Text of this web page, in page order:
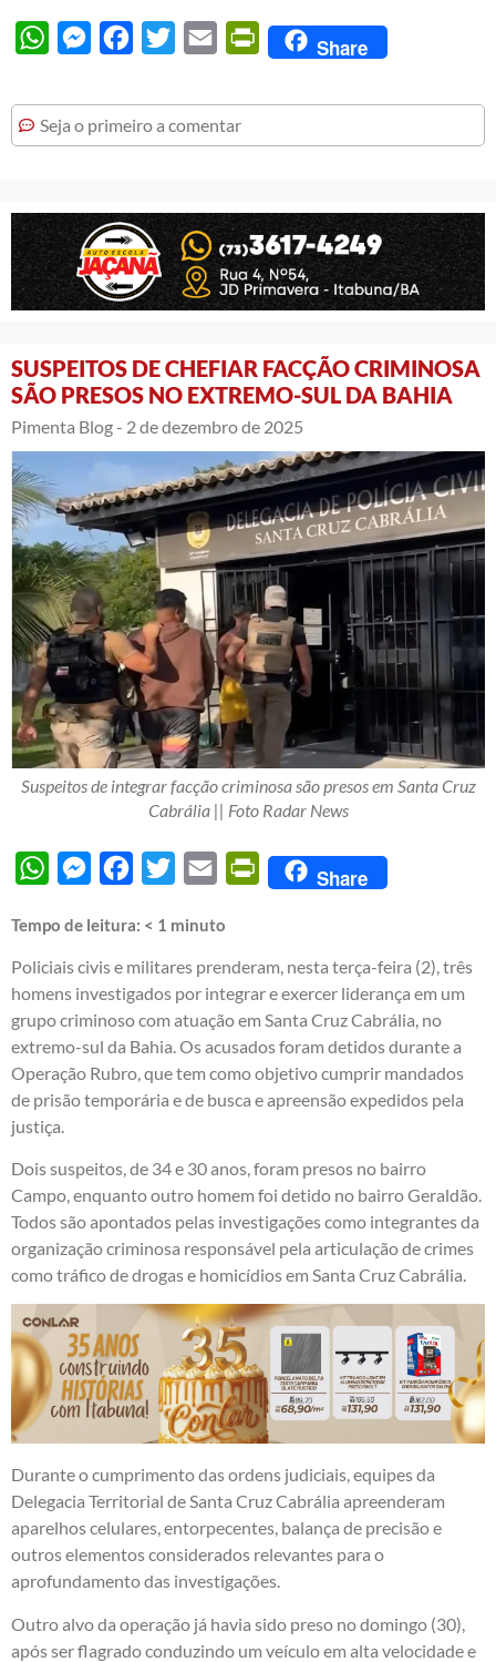
WhatsAppMessengerFacebook
Twitter Email PrintFriendly
Share
Seja o primeiro a comentar
SUSPEITOS DE CHEFIAR FACÇÃO CRIMINOSA
SÃO PRESOS NO EXTREMO-SUL DA BAHIA
Pimenta Blog - 2 de dezembro de 2025
Suspeitos de integrar facção criminosa são presos em Santa Cruz
Cabrália || Foto Radar News
WhatsAppMessengerFacebook
Twitter Email PrintFriendly
Share
Tempo de leitura: < 1 minuto
Policiais civis e militares prenderam, nesta terça-feira (2), três
homens investigados por integrar e exercer liderança em um
grupo criminoso com atuação em Santa Cruz Cabrália, no
extremo-sul da Bahia. Os acusados foram detidos durante a
Operação Rubro, que tem como objetivo cumprir mandados
de prisão temporária e de busca e apreensão expedidos pela
justiça.
Dois suspeitos, de 34 e 30 anos, foram presos no bairro
Campo, enquanto outro homem foi detido no bairro Geraldão.
Todos são apontados pelas investigações como integrantes da
organização criminosa responsável pela articulação de crimes
como tráfico de drogas e homicídios em Santa Cruz Cabrália.
Durante o cumprimento das ordens judiciais, equipes da
Delegacia Territorial de Santa Cruz Cabrália apreenderam
aparelhos celulares, entorpecentes, balança de precisão e
outros elementos considerados relevantes para o
aprofundamento das investigações.
Outro alvo da operação já havia sido preso no domingo (30),
após ser flagrado conduzindo um veículo em alta velocidade e